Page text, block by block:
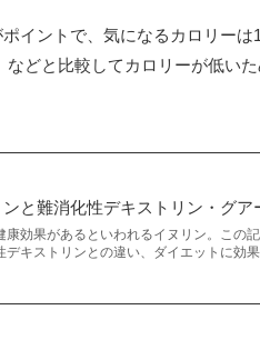
イントで、気になるカロリー
などと比較してカロリーが低い
ンと難消化性デキストリン・グ
康効果があるといわれるイヌリン。この
デキストリンとの違い、ダイエットに効